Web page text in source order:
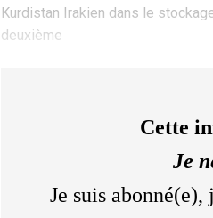
Kurdistan Irakien dans le
deuxième
Cette
Je
Je suis